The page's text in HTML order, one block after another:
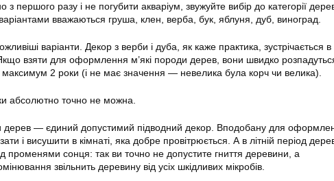
першого разу і не погубити акваріум, звужуйте вибір до категорії
вважаються груша, клен, верба, бук, яблуня, дуб, виноград.
варіанти. Декор з верби і дуба, як каже практика, зустрічається в
взяти для оформлення м’які породи дерев, вони швидко
максимум 2 роки (і не має значення — невелика була корч чи велика).
абсолютно точно не можна.
дерев — єдиний допустимий підводний декор. Вподобану для
і висушити в кімнаті, яка добре провітрюється. А в літній період
променями сонця: так ви точно не допустите гниття деревини, а
звільнить деревину від усіх шкідливих мікробів.